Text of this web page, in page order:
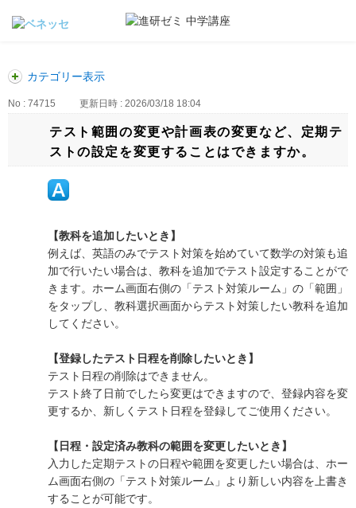
カテゴリー表示
No : 74715 更新日時 : 2026/03/18 18:04
テスト範囲の変更や計画表の変更など、定期テ
ストの設定を変更することはできますか。
【教科を追加したいとき】
例えば、英語のみでテスト対策を始めていて数学の対策も追
加で行いたい場合は、教科を追加でテスト設定することがで
きます。ホーム画面右側の「テスト対策ルーム」の「範囲」
をタップし、教科選択画面からテスト対策したい教科を追加
してください。
【登録したテスト日程を削除したいとき】
テスト日程の削除はできません。
テスト終了日前でしたら変更はできますので、登録内容を変
更するか、新しくテスト日程を登録してご使用ください。
【日程・設定済み教科の範囲を変更したいとき】
入力した定期テストの日程や範囲を変更したい場合は、ホー
ム画面右側の「テスト対策ルーム」より新しい内容を上書き
することが可能です。